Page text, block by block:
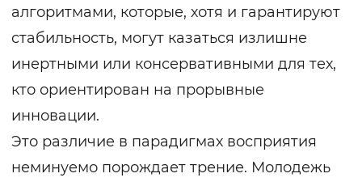
алгоритмами, которые, хотя и гарантируют
стабильность, могут казаться излишне
инертными или консервативными для тех,
кто ориентирован на прорывные
инновации.
Это различие в парадигмах восприятия
неминуемо порождает трение. Молодежь